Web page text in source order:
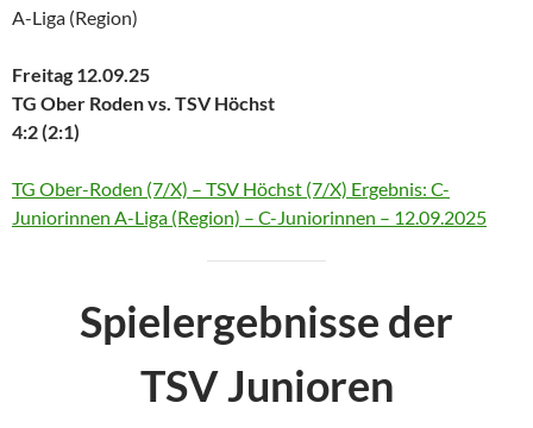
A-Liga (Region)
Freitag 12.09.25
TG Ober Roden vs. TSV Höchst
4:2 (2:1)
TG Ober-Roden (7/X) – TSV Höchst (7/X) Ergebnis: C-
Juniorinnen A-Liga (Region) – C-Juniorinnen – 12.09.2025
Spielergebnisse der
TSV Junioren